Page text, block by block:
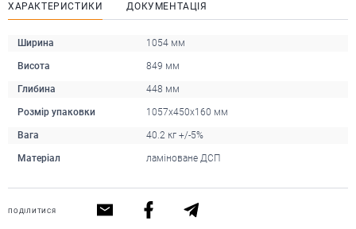
ХАРАКТЕРИСТИКИ ДОКУМЕНТАЦІЯ
Ширина 1054 мм
Висота 849 мм
Глибина 448 мм
Розмір упаковки 1057x450x160 мм
Вага 40.2 кг +/-5%
Матеріал ламіноване ДСП
ПОДІЛИТИСЯ